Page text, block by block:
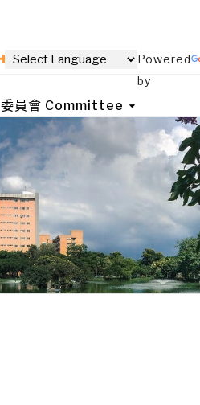
Powered
by
委員會 Committee